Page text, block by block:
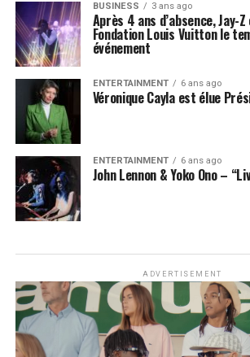
BUSINESS 3 ans ago
Après 4 ans d’absence, Jay-
Fondation Louis Vuitton le
événement
ENTERTAINMENT 6 ans ago
Véronique Cayla est élue
ENTERTAINMENT 6 ans ago
John Lennon & Yoko Ono –
ADVERTISEMENT